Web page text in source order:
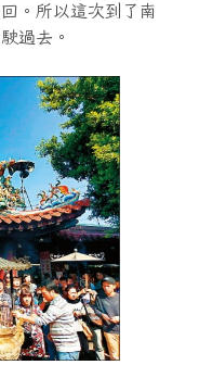
。所以這次到了南
過去。